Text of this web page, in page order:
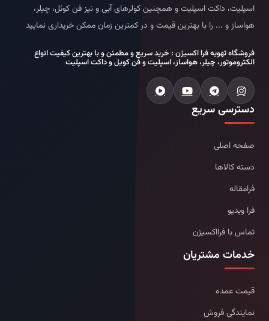
اسپلیت، داکت اسپلیت و همچنین کولرهای آبی و نیز فن کوئل، چیلر،
هواساز و ... را با بهترین قیمت و در کمترین زمان ممکن خریداری نمایید
فروشگاه تهویه فرا اکسیژن : خرید سریع و مطمئن و با بهترین کیفیت انواع
الکتروموتور، چیلر، هواساز، اسپلیت و فن کویل و داکت اسپلیت
دسترسی سریع
صفحه اصلی
دسته کالاها
فرامقاله
فرا ویدیو
تماس با فرااکسیژن
خدمات مشتریان
قیمت عمده
نمایندگی فروش